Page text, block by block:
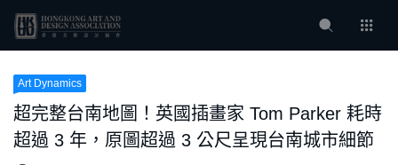
Art Dynamics
超完整台南地圖！英國插畫家 Tom Parker 耗時
超過 3 年，原圖超過 3 公尺呈現台南城市細節